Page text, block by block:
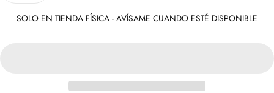
SOLO EN TIENDA FÍSICA - AVÍSAME CUANDO ESTÉ DISPONIBLE